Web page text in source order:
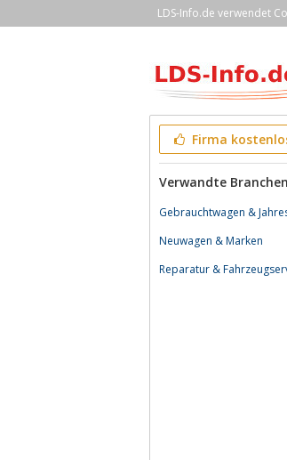
LDS-Info.de verwendet
Firma
Verwandte Branchen
Gebrauchtwagen &
Neuwagen & Marken
Reparatur &